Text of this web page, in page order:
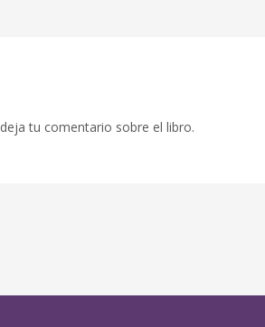
deja tu comentario sobre el libro.